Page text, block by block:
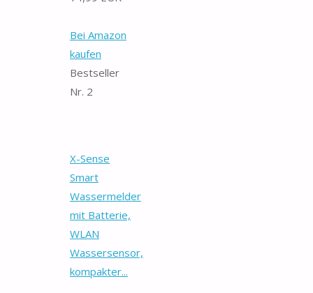
Bei Amazon
kaufen
Bestseller
Nr. 2
X-Sense
Smart
Wassermelder
mit Batterie,
WLAN
Wassersensor,
kompakter...